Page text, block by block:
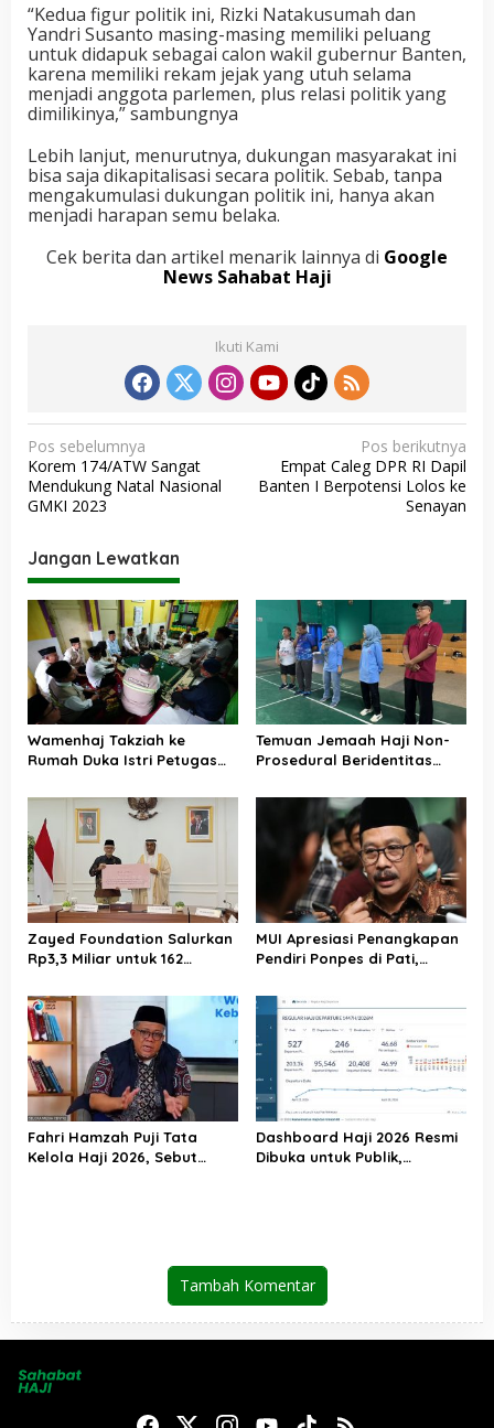
“Kedua figur politik ini, Rizki Natakusumah dan
Yandri Susanto masing-masing memiliki peluang
untuk didapuk sebagai calon wakil gubernur Banten,
karena memiliki rekam jejak yang utuh selama
menjadi anggota parlemen, plus relasi politik yang
dimilikinya,” sambungnya
Lebih lanjut, menurutnya, dukungan masyarakat ini
bisa saja dikapitalisasi secara politik. Sebab, tanpa
mengakumulasi dukungan politik ini, hanya akan
menjadi harapan semu belaka.
Cek berita dan artikel menarik lainnya di Google
News Sahabat Haji
Ikuti Kami
N
a
v
g
a
s
i
p
o
s
Pos sebelumnya
Korem 174/ATW Sangat
Mendukung Natal Nasional
GMKI 2023
Pos berikutnya
Empat Caleg DPR RI Dapil
Banten I Berpotensi Lolos ke
Senayan
Jangan Lewatkan
Wamenhaj Takziah ke
Rumah Duka Istri Petugas
Penghormatan atas
Amanah yang Tetap
Ditunaikan
Temuan Jemaah Haji Non-
Prosedural Beridentitas
Kami Tunggu Arahan Pusat
Zayed Foundation Salurkan
Rp3,3 Miliar untuk 162
Perkuat Kerja Sama Haji RI–
UEA
MUI Apresiasi Penangkapan
Pendiri Ponpes di Pati,
bagi Perusak Akhlak
Pesantren
Fahri Hamzah Puji Tata
Kelola Haji 2026, Sebut
Dashboard Haji 2026 Resmi
Dibuka untuk Publik,
Tambah Komentar